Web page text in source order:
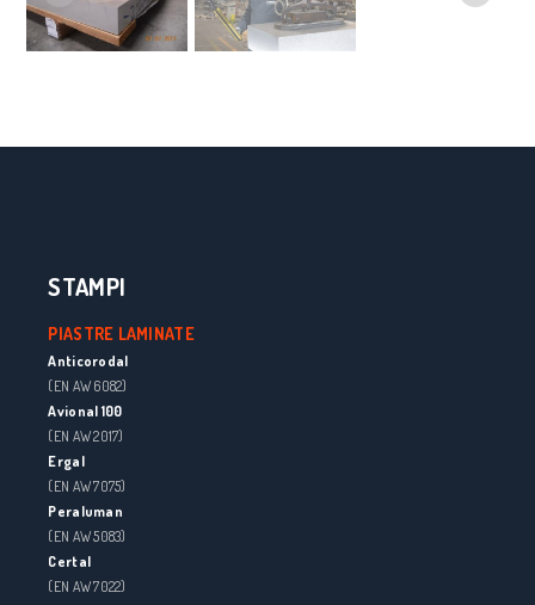
STAMPI
PIASTRE LAMINATE
Anticorodal
(EN AW 6082)
Avional 100
(EN AW 2017)
Ergal
(EN AW 7075)
Peraluman
(EN AW 5083)
Certal
(EN AW 7022)